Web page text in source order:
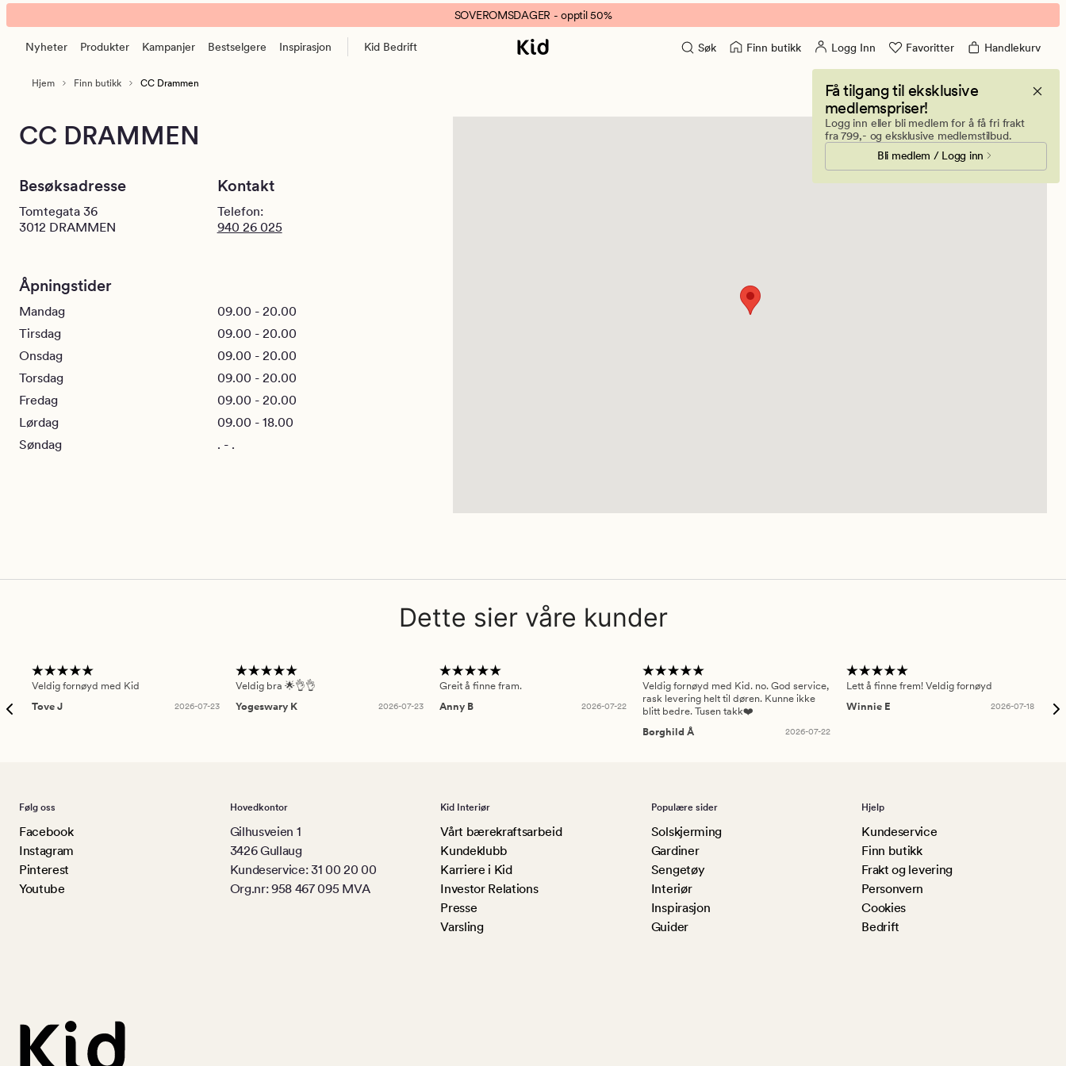
Kid
CC
banner.
Klikk
pause.
SOVEROMSDAGER - opptil 50%
Nyheter Produkter Kampanjer Bestselgere Inspirasjon Kid Bedrift Søk Finn butikk Logg Inn Favoritter Handlekurv
Få tilgang til eksklusive
medlemspriser!
Logg inn eller bli medlem for å få fri frakt
fra 799,- og eksklusive medlemstilbud.
Bli medlem / Logg inn
Hjem Finn butikk CC Drammen
CC DRAMMEN
Besøksadresse
Tomtegata 36
3012 DRAMMEN
Kontakt
Telefon:
940 26 025
Åpningstider
Mandag
09.00 - 20.00
Tirsdag
09.00 - 20.00
Onsdag
09.00 - 20.00
Torsdag
09.00 - 20.00
Fredag
09.00 - 20.00
Lørdag
09.00 - 18.00
Søndag
. - .
Dette sier våre kunder
Veldig fornøyd med Kid
Tove J
2026-07-23
Veldig bra 🌟👌👌
Yogeswary K
2026-07-23
Greit å finne fram.
Anny B
2026-07-22
Veldig fornøyd med Kid. no. God service,
rask levering helt til døren. Kunne ikke
blitt bedre. Tusen takk❤️
Borghild Å
2026-07-22
Lett å finne frem! Veldig fornøyd
Winnie E
2026-07-18
Følg oss
Facebook
Instagram
Pinterest
Youtube
Hovedkontor
Gilhusveien 1
3426 Gullaug
Kundeservice: 31 00 20 00
Org.nr: 958 467 095 MVA
Kid Interiør
Vårt bærekraftsarbeid
Kundeklubb
Karriere i Kid
Investor Relations
Presse
Varsling
Populære sider
Solskjerming
Gardiner
Sengetøy
Interiør
Inspirasjon
Guider
Hjelp
Kundeservice
Finn butikk
Frakt og levering
Personvern
Cookies
Bedrift